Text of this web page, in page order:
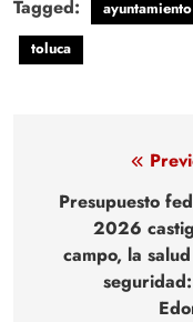
Tagged:
toluca
Navegación
de
entradas
Presupuesto
2026
campo, la